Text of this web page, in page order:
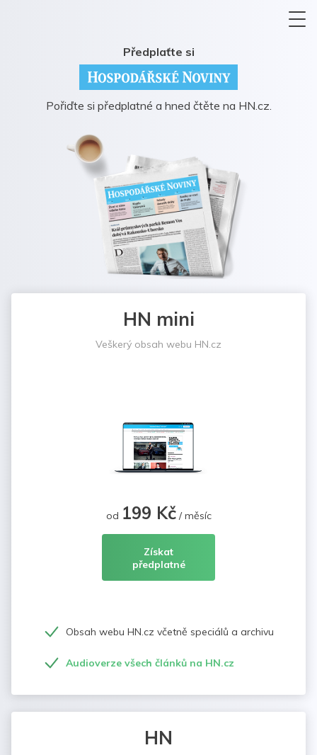
Předplaťte si
Pořiďte si předplatné a hned čtěte na HN.cz.
HN mini
Veškerý obsah webu HN.cz
od 199 Kč/ měsíc
Získat
předplatné
Obsah webu HN.cz včetně speciálů a archivu
Audioverze všech článků na HN.cz
HN